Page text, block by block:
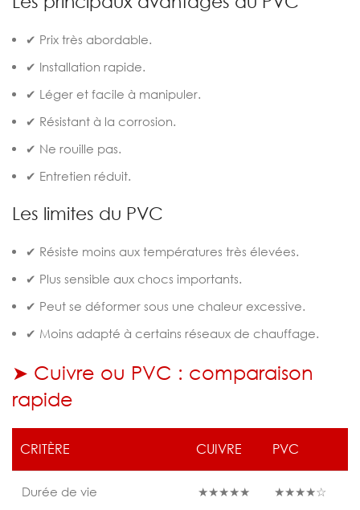
✔ Prix très abordable.
✔ Installation rapide.
✔ Léger et facile à manipuler.
✔ Résistant à la corrosion.
✔ Ne rouille pas.
✔ Entretien réduit.
Les limites du PVC
✔ Résiste moins aux températures très élevées.
✔ Plus sensible aux chocs importants.
✔ Peut se déformer sous une chaleur excessive.
✔ Moins adapté à certains réseaux de chauffage.
➤ Cuivre ou PVC : comparaison
rapide
CRITÈRE CUIVRE PVC
Durée de vie ★★★★★ ★★★★☆